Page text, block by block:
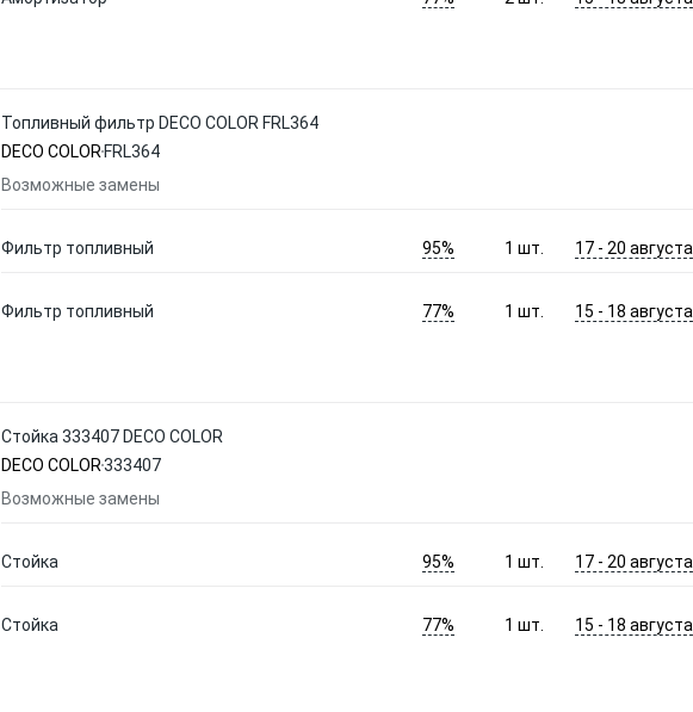
Топливный фильтр DECO COLOR FRL364
DECO COLOR FRL364
Возможные замены
Фильтр топливный 95% 1 шт. 17 - 20 августа
Фильтр топливный 77% 1 шт. 15 - 18 августа
Стойка 333407 DECO COLOR
DECO COLOR333407
Возможные замены
Стойка 95% 1 шт. 17 - 20 августа
Стойка 77% 1 шт. 15 - 18 августа